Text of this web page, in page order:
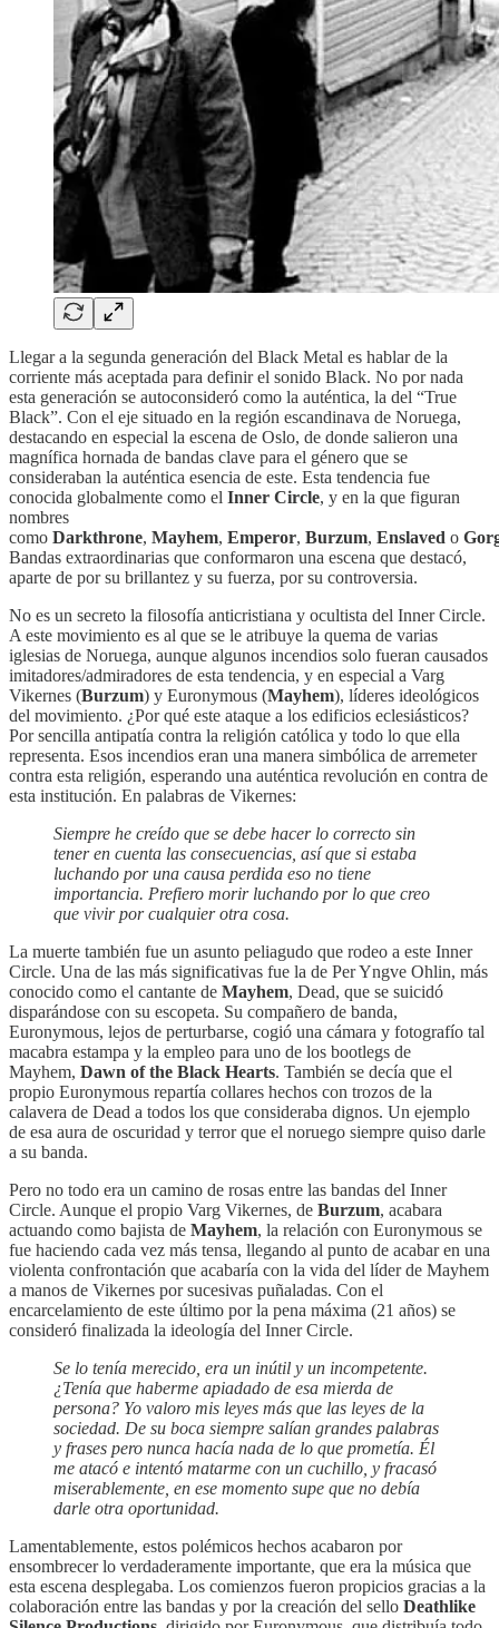
Llegar a la segunda generación del Black Metal es hablar de la
corriente más aceptada para definir el sonido Black. No por nada
esta generación se autoconsideró como la auténtica, la del “True
Black”. Con el eje situado en la región escandinava de Noruega,
destacando en especial la escena de Oslo, de donde salieron una
magnífica hornada de bandas clave para el género que se
consideraban la auténtica esencia de este. Esta tendencia fue
conocida globalmente como el Inner Circle, y en la que figuran
nombres
como Darkthrone, Mayhem, Emperor, Burzum, Enslaved o
Bandas extraordinarias que conformaron una escena que destacó,
aparte de por su brillantez y su fuerza, por su controversia.
No es un secreto la filosofía anticristiana y ocultista del Inner Circle.
A este movimiento es al que se le atribuye la quema de varias
iglesias de Noruega, aunque algunos incendios solo fueran causados
imitadores/admiradores de esta tendencia, y en especial a Varg
Vikernes (Burzum) y Euronymous (Mayhem), líderes ideológicos
del movimiento. ¿Por qué este ataque a los edificios eclesiásticos?
Por sencilla antipatía contra la religión católica y todo lo que ella
representa. Esos incendios eran una manera simbólica de arremeter
contra esta religión, esperando una auténtica revolución en contra de
esta institución. En palabras de Vikernes:
Siempre he creído que se debe hacer lo correcto sin
tener en cuenta las consecuencias, así que si estaba
luchando por una causa perdida eso no tiene
importancia. Prefiero morir luchando por lo que creo
que vivir por cualquier otra cosa.
La muerte también fue un asunto peliagudo que rodeo a este Inner
Circle. Una de las más significativas fue la de Per Yngve Ohlin, más
conocido como el cantante de Mayhem, Dead, que se suicidó
disparándose con su escopeta. Su compañero de banda,
Euronymous, lejos de perturbarse, cogió una cámara y fotografío tal
macabra estampa y la empleo para uno de los bootlegs de
Mayhem, Dawn of the Black Hearts. También se decía que el
propio Euronymous repartía collares hechos con trozos de la
calavera de Dead a todos los que consideraba dignos. Un ejemplo
de esa aura de oscuridad y terror que el noruego siempre quiso darle
a su banda.
Pero no todo era un camino de rosas entre las bandas del Inner
Circle. Aunque el propio Varg Vikernes, de Burzum, acabara
actuando como bajista de Mayhem, la relación con Euronymous se
fue haciendo cada vez más tensa, llegando al punto de acabar en una
violenta confrontación que acabaría con la vida del líder de Mayhem
a manos de Vikernes por sucesivas puñaladas. Con el
encarcelamiento de este último por la pena máxima (21 años) se
consideró finalizada la ideología del Inner Circle.
Se lo tenía merecido, era un inútil y un incompetente.
¿Tenía que haberme apiadado de esa mierda de
persona? Yo valoro mis leyes más que las leyes de la
sociedad. De su boca siempre salían grandes palabras
y frases pero nunca hacía nada de lo que prometía. Él
me atacó e intentó matarme con un cuchillo, y fracasó
miserablemente, en ese momento supe que no debía
darle otra oportunidad.
Lamentablemente, estos polémicos hechos acabaron por
ensombrecer lo verdaderamente importante, que era la música que
esta escena desplegaba. Los comienzos fueron propicios gracias a la
colaboración entre las bandas y por la creación del sello Deathlike